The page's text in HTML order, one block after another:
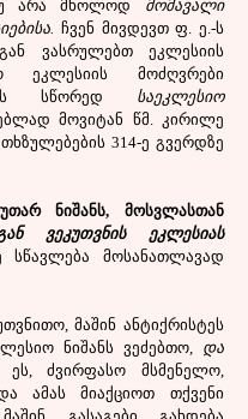
არა მხოლოდ მომავალი
ჩვენ მივდევთ ფ. ე.-ს
ვასრულებთ ეკლესიის
ეკლესიის მოძღვრები
სწორედ საეკლესიო
მოვიტან წმ. კირილე
314-ე გვერდზე
ნიშანს, მოსვლასთან
ვეკუთვნის ეკლესიას
სწავლება მოსანათლავად
მაშინ ანტიქრისტეს
ნიშანს ვეძებთო, და
ეს, ძვირფასო მსმენელო,
ამას მიაქციოთ თქვენი